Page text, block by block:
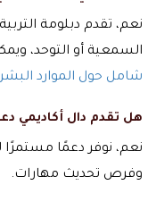
نعم، تقدم دبلومة
السمعية أو التوحد،
شامل حول الموارد
هل تقدم دال أكاديمي
نعم، نوفر دعمًا
وفرص تحديث مهارات.